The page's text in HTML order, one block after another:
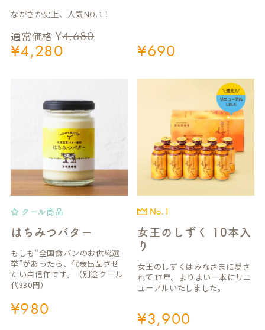
通常価格 ¥4,680
¥4,280
ながさか史上、人気NO.1！
¥690
はちみつバター
クール商品
¥980
もしも“全国食パンのお供総選
挙”があったら、代表出品させ
たい自信作です。（別途クール
代330円）
女王のしずく 10本入
り
No.1
¥3,900
女王のしずくはみなさまに愛さ
れて17年。よりよい一本にリニ
ューアルいたしました。